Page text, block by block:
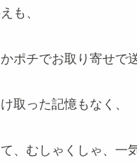
も、
ポチでお取り寄せで
取った記憶もなく、
、むしゃくしゃ、一